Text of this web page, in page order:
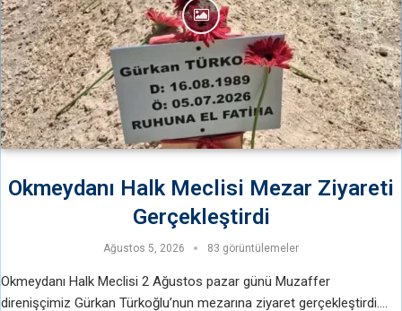
Okmeydanı Halk Meclisi Mezar Ziyareti
Gerçekleştirdi
Ağustos 5, 2026 83 görüntülemeler
Okmeydanı Halk Meclisi 2 Ağustos pazar günü Muzaffer
direnişçimiz Gürkan Türkoğlu’nun mezarına ziyaret gerçekleştirdi.